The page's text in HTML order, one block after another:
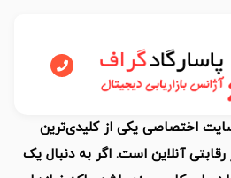
یکی از کلیدی‌ترین
است. اگر به دنبال یک